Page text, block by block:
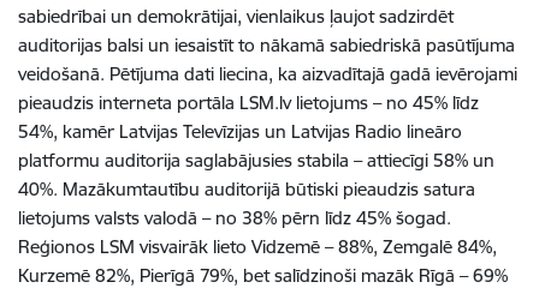
sabiedrībai un demokrātijai, vienlaikus ļaujot sadzirdēt
auditorijas balsi un iesaistīt to nākamā sabiedriskā pasūtījuma
veidošanā. Pētījuma dati liecina, ka aizvadītajā gadā ievērojami
pieaudzis interneta portāla LSM.lv lietojums – no 45% līdz
54%, kamēr Latvijas Televīzijas un Latvijas Radio lineāro
platformu auditorija saglabājusies stabila – attiecīgi 58% un
40%. Mazākumtautību auditorijā būtiski pieaudzis satura
lietojums valsts valodā – no 38% pērn līdz 45% šogad.
Reģionos LSM visvairāk lieto Vidzemē – 88%, Zemgalē 84%,
Kurzemē 82%, Pierīgā 79%, bet salīdzinoši mazāk Rīgā – 69%